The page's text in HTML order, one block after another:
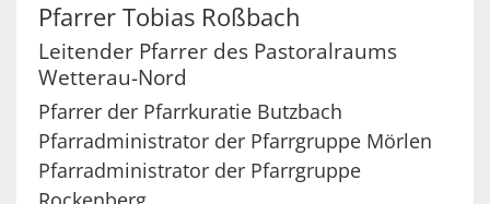
Pfarrer Tobias Roßbach
Leitender Pfarrer des Pastoralraums
Wetterau-Nord
Pfarrer der Pfarrkuratie Butzbach
Pfarradministrator der Pfarrgruppe Mörlen
Pfarradministrator der Pfarrgruppe